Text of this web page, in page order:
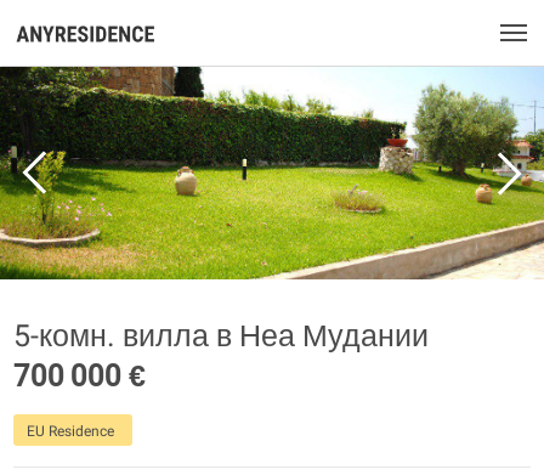
5-комн. вилла в Неа Мудании
700 000 €
EU Residence